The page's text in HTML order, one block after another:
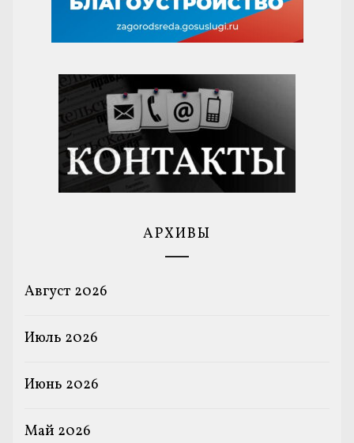
АРХИВЫ
Август 2026
Июль 2026
Июнь 2026
Май 2026